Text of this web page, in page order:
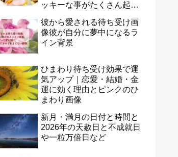
ッキーな事がたくさん起こ
彼から愛される待ち受け画
像彼が自分に夢中になるラ
イン背景
ひまわり待ち受け効果で運
気アップ｜恋愛・結婚・金
運に効く理由とピンクのひ
まわり画像
新月・満月の日付と時間と
2026年の天赦日と不成就日
や一粒万倍日など